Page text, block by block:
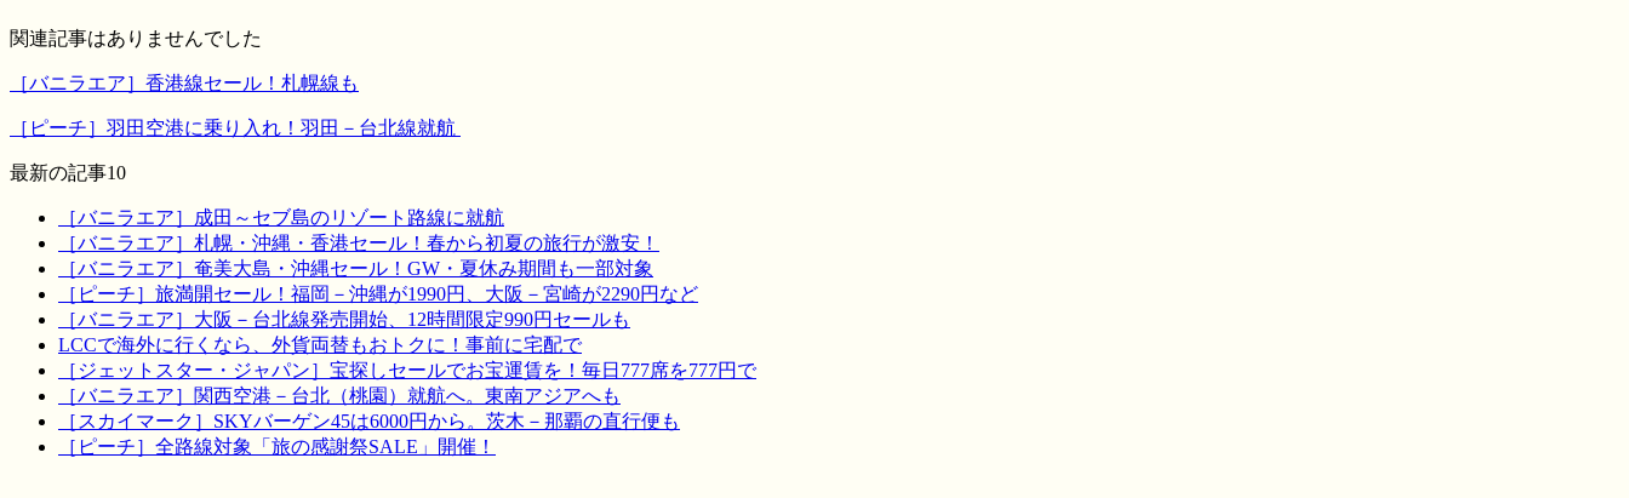
関連記事はありませんでした
［バニラエア］香港線セール！札幌線も
［ピーチ］羽田空港に乗り入れ！羽田－台北線就航
最新の記事10
［バニラエア］成田～セブ島のリゾート路線に就航
［バニラエア］札幌・沖縄・香港セール！春から初夏の旅行が激安！
［バニラエア］奄美大島・沖縄セール！GW・夏休み期間も一部対象
［ピーチ］旅満開セール！福岡－沖縄が1990円、大阪－宮崎が2290円など
［バニラエア］大阪－台北線発売開始、12時間限定990円セールも
LCCで海外に行くなら、外貨両替もおトクに！事前に宅配で
［ジェットスター・ジャパン］宝探しセールでお宝運賃を！毎日777席を777円で
［バニラエア］関西空港－台北（桃園）就航へ。東南アジアへも
［スカイマーク］SKYバーゲン45は6000円から。茨木－那覇の直行便も
［ピーチ］全路線対象「旅の感謝祭SALE」開催！